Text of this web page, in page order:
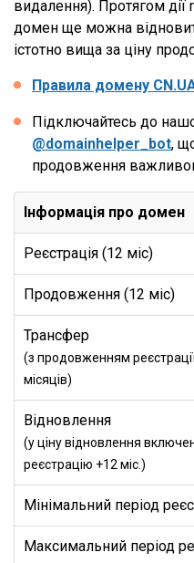
видалення). Протягом
домен ще можна
істотно вища за ціну
Правила домену
Підключайтесь до
@domainhelper_bot,
продовження
Інформація про домен
Реєстрація (12 міс)
Продовження (12 міс)
Трансфер
(з продовженням
місяців)
Відновлення
(у ціну відновлення
реєстрацію +12 міс.)
Мінімальний період
Максимальний період